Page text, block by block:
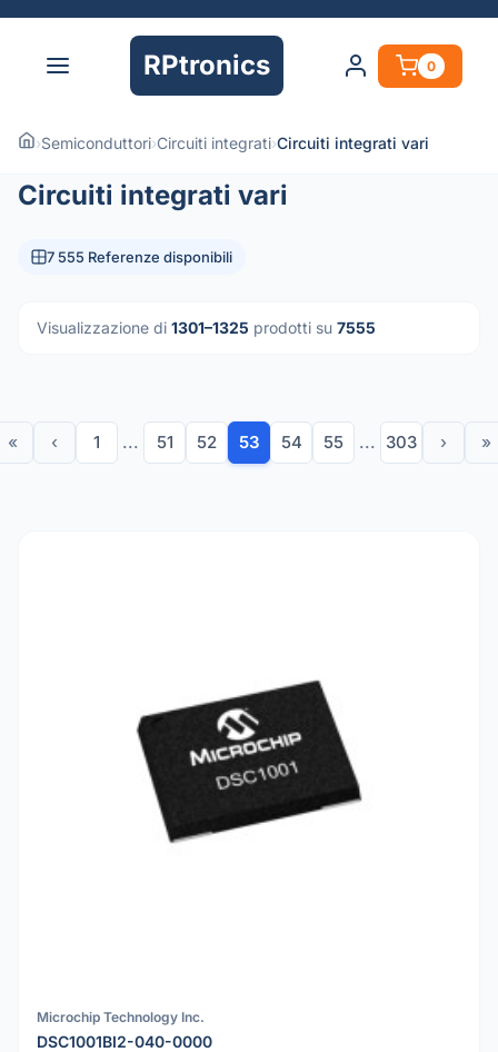
RPtronics 0
›Semiconduttori›Circuiti integrati›Circuiti integrati vari
Circuiti integrati vari
7 555 Referenze disponibili
Visualizzazione di 1301–1325 prodotti su 7555
« ‹ 1 ... 51 52 53 54 55 ... 303 › »
Microchip Technology Inc.
DSC1001BI2-040-0000